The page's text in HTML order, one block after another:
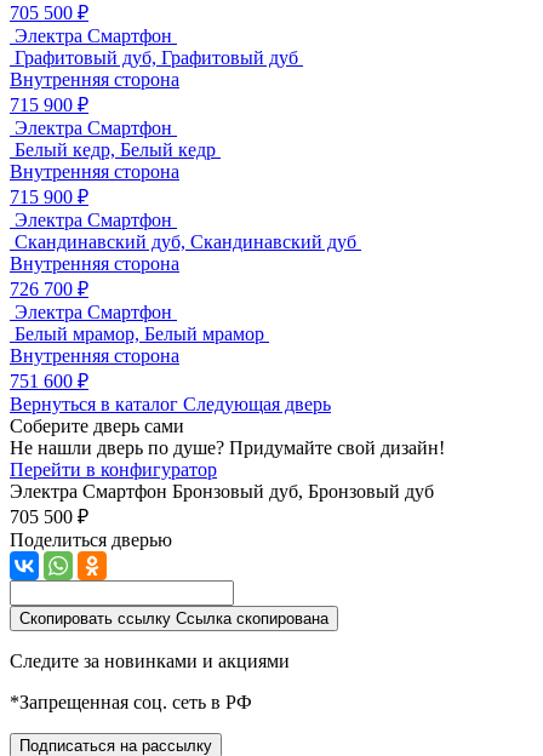
705 500 ₽
Электра Смартфон
Графитовый дуб, Графитовый дуб
Внутренняя сторона
715 900 ₽
Электра Смартфон
Белый кедр, Белый кедр
Внутренняя сторона
715 900 ₽
Электра Смартфон
Скандинавский дуб, Скандинавский дуб
Внутренняя сторона
726 700 ₽
Электра Смартфон
Белый мрамор, Белый мрамор
Внутренняя сторона
751 600 ₽
Вернуться в каталог Следующая дверь
Соберите дверь сами
Не нашли дверь по душе? Придумайте свой дизайн!
Перейти в конфигуратор
Электра Смартфон Бронзовый дуб, Бронзовый дуб
705 500 ₽
Поделиться дверью
Скопировать ссылку Ссылка скопирована
Следите за новинками и акциями
*Запрещенная соц. сеть в РФ
Подписаться на рассылку